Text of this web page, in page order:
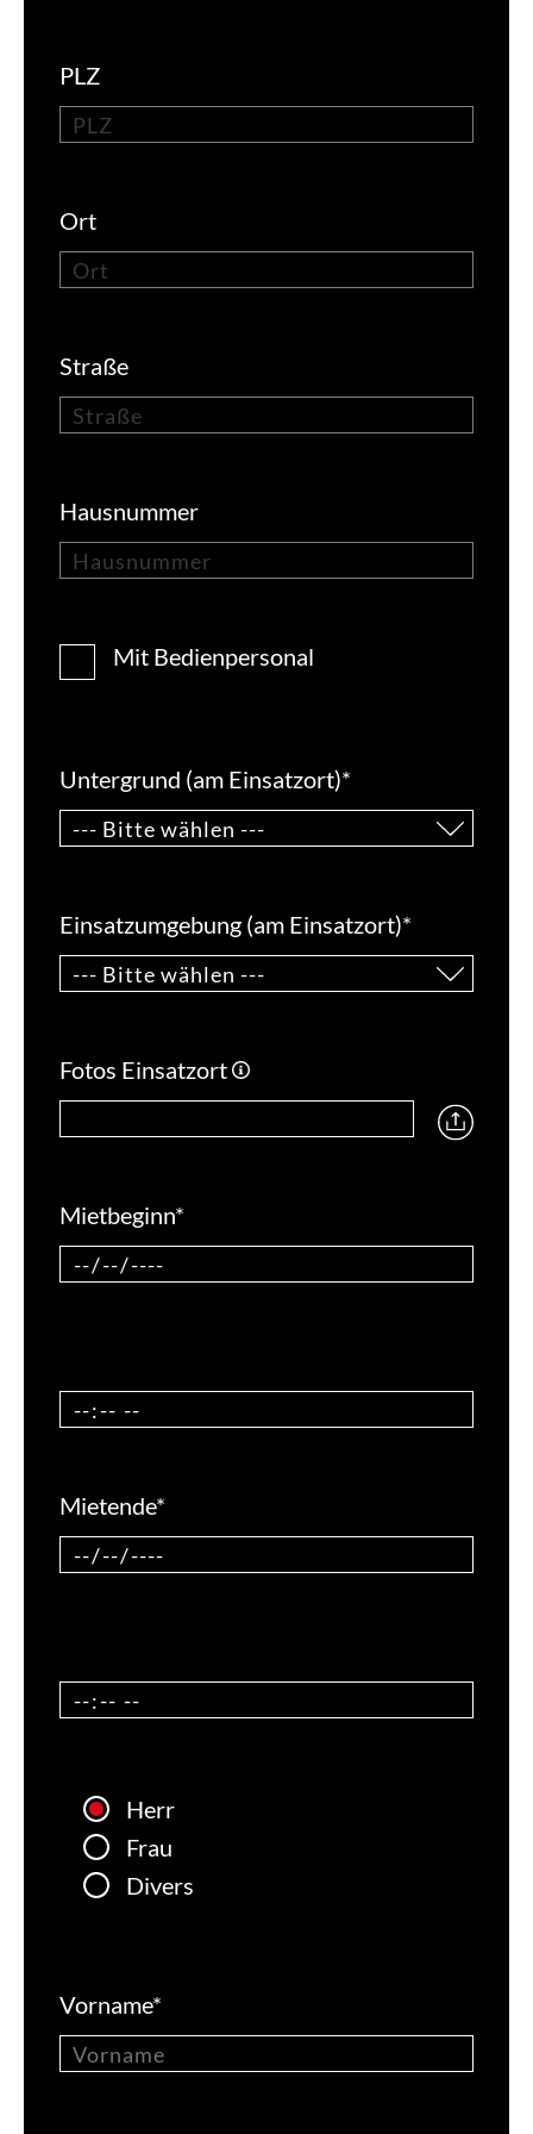
PLZ
Ort
Straße
Hausnummer
Mit Bedienpersonal
Untergrund (am Einsatzort)*
Einsatzumgebung (am Einsatzort)*
Fotos Einsatzort
Mietbeginn*
Mietende*
Herr
Frau
Divers
Vorname*